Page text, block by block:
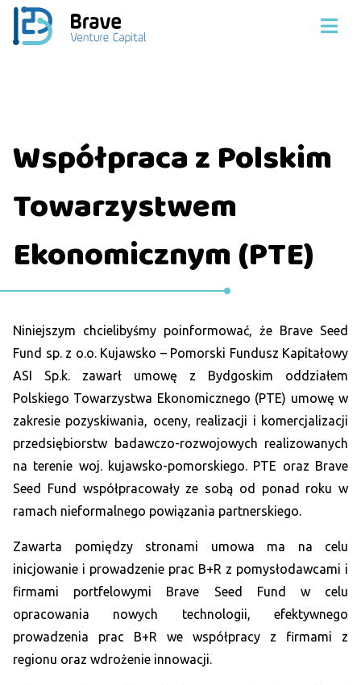
Współpraca z Polskim
Towarzystwem
Ekonomicznym (PTE)
Niniejszym chcielibyśmy poinformować, że Brave Seed
Fund sp. z o.o. Kujawsko – Pomorski Fundusz Kapitałowy
ASI Sp.k. zawarł umowę z Bydgoskim oddziałem
Polskiego Towarzystwa Ekonomicznego (PTE) umowę w
zakresie pozyskiwania, oceny, realizacji i komercjalizacji
przedsiębiorstw badawczo-rozwojowych realizowanych
na terenie woj. kujawsko-pomorskiego. PTE oraz Brave
Seed Fund współpracowały ze sobą od ponad roku w
ramach nieformalnego powiązania partnerskiego.
Zawarta pomiędzy stronami umowa ma na celu
inicjowanie i prowadzenie prac B+R z pomysłodawcami i
firmami portfelowymi Brave Seed Fund w celu
opracowania nowych technologii, efektywnego
prowadzenia prac B+R we współpracy z firmami z
regionu oraz wdrożenie innowacji.